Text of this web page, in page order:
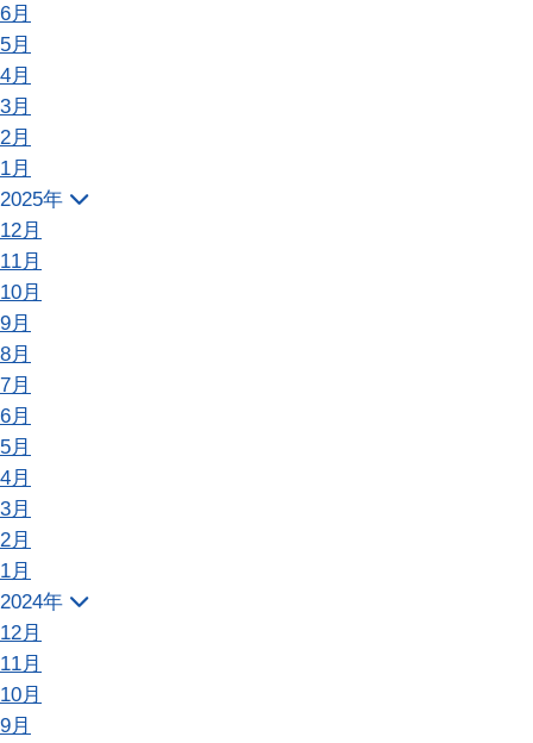
6月
5月
4月
3月
2月
1月
2025年
12月
11月
10月
9月
8月
7月
6月
5月
4月
3月
2月
1月
2024年
12月
11月
10月
9月